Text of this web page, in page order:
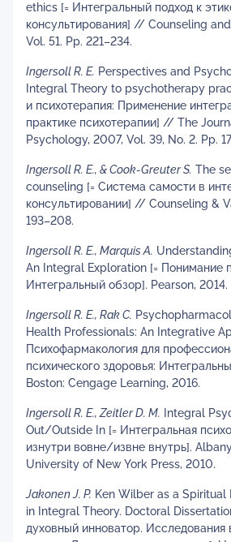
ethics [= Интегральный подход к
консультирования] // Counseling
Vol. 51. Pp. 221–234.
Ingersoll R. E. Perspectives and
Integral Theory to psychotherapy
и психотерапия: Применение
практике психотерапии] // The
Psychology, 2007, Vol. 39, No. 2. Pp.
Ingersoll R. E., & Cook-Greuter S. The
counseling [= Система самости в
консультировании] // Counseling &
193–208.
Ingersoll R. E., Marquis A.
An Integral Exploration [= Понимание
Интегральный обзор]. Pearson, 2014.
Ingersoll R. E., Rak C.
Health Professionals: An Integrative
Психофармакология для
психического здоровья:
Boston: Cengage Learning, 2016.
Ingersoll R. E., Zeitler D. M. Integral
Out/Outside In [= Интегральная
изнутри вовне/извне внутрь].
University of New York Press, 2010.
Jakonen J. P. Ken Wilber as a
in Integral Theory. Doctoral
духовный инноватор. Исследования